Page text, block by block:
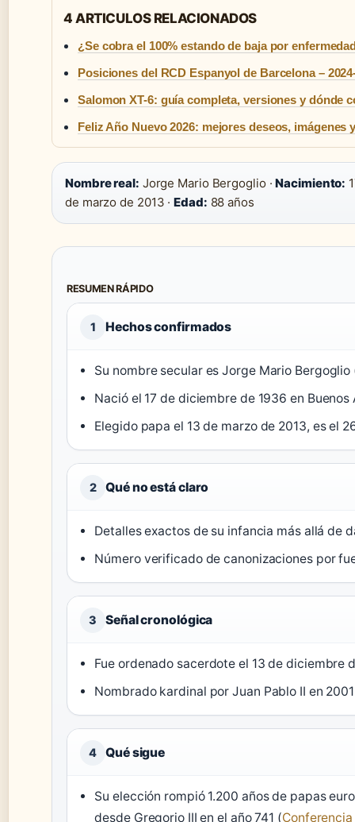
4 ARTICULOS RELACIONADOS
¿Se cobra el 100% estando de baja por
Posiciones del RCD Espanyol de Barcelona –
Salomon XT-6: guía completa, versiones y dónde
Feliz Año Nuevo 2026: mejores deseos, imágenes
Nombre real: Jorge Mario Bergoglio ·Nacimiento:
de marzo de 2013 ·Edad: 88 años
RESUMEN RÁPIDO
1 Hechos confirmados
Su nombre secular es Jorge Mario Bergoglio
Nació el 17 de diciembre de 1936 en Buenos
Elegido papa el 13 de marzo de 2013, es el
2 Qué no está claro
Detalles exactos de su infancia más allá de
Número verificado de canonizaciones por
3 Señal cronológica
Fue ordenado sacerdote el 13 de diciembre
Nombrado kardinal por Juan Pablo II en
4 Qué sigue
Su elección rompió 1.200 años de papas
desde Gregorio III en el año 741 (